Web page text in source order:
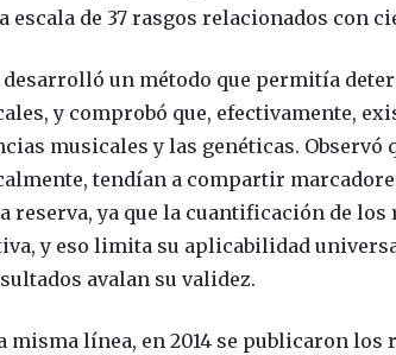
escala de 37 rasgos relacionados con
desarrolló un método que permitía
y comprobó que, efectivamente,
musicales y las genéticas. Observó
tendían a compartir
reserva, ya que la cuantificación de
y eso limita su aplicabilidad
avalan su validez.
misma línea, en 2014 se publicaron